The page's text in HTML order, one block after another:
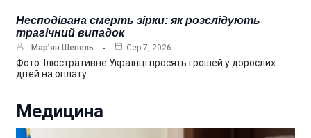
Несподівана смерть зірки: як розслідують
трагічний випадок
Мар’ян Шепель Сер 7, 2026
Фото: Ілюстративне Українці просять грошей у дорослих
дітей на оплату…
Медицина